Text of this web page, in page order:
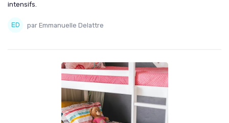
intensifs.
par Emmanuelle Delattre